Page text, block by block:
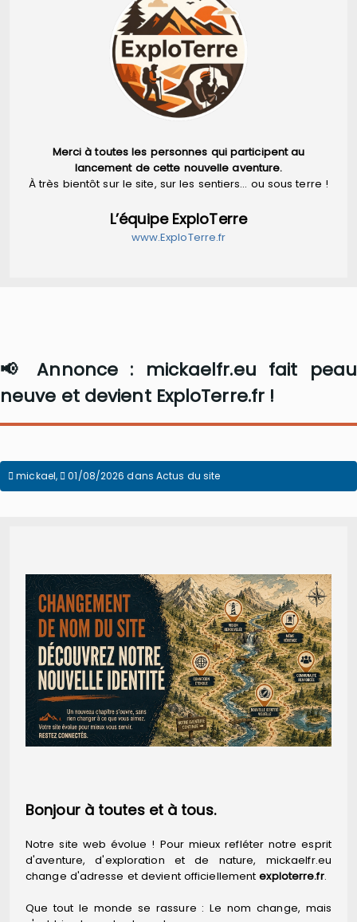
Merci à toutes les personnes qui participent au
lancement de cette nouvelle aventure.
À très bientôt sur le site, sur les sentiers… ou sous terre !
L’équipe ExploTerre
www.ExploTerre.fr
📢 Annonce : mickaelfr.eu fait peau
neuve et devient ExploTerre.fr !
mickael, 01/08/2026 dans Actus du site
Bonjour à toutes et à tous.
Notre site web évolue ! Pour mieux refléter notre esprit
d'aventure, d'exploration et de nature, mickaelfr.eu
change d'adresse et devient officiellementexploterre.fr.
Que tout le monde se rassure : Le nom change, mais